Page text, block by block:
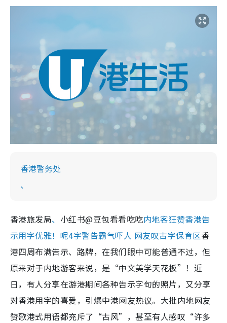
香港警务处
、
香港旅发局、 小红书@豆包看看吃吃内地客狂赞香港告
示用字优雅！呢4字警告霸气吓人 网友叹古字保育区香
港四周布满告示、路牌，在我们眼中可能普通不过，但
原来对于内地游客来说，是“中文美学天花板”！近
日，有人分享在游港期间各种告示字句的照片，又分享
对香港用字的喜爱，引爆中港网友热议。大批内地网友
赞歌港式用语都充斥了“古风”，甚至有人感叹“许多